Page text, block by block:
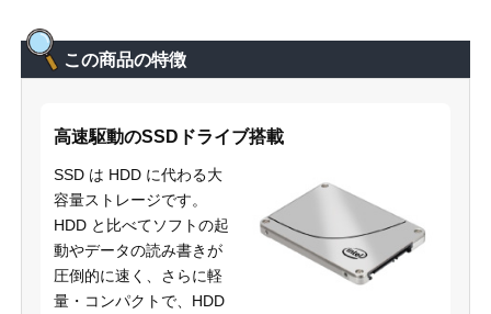
この商品の特徴
高速駆動のSSDドライブ搭載
SSD は HDD に代わる大
容量ストレージです。
HDD と比べてソフトの起
動やデータの読み書きが
圧倒的に速く、さらに軽
量・コンパクトで、HDD